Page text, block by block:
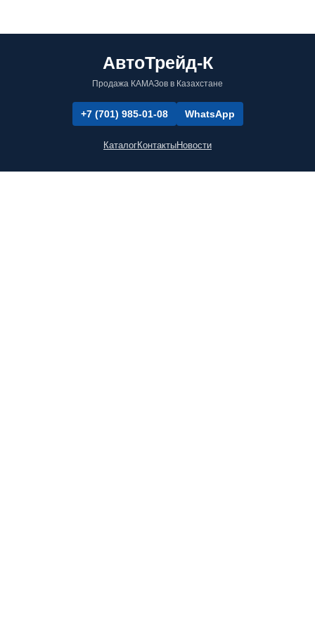
АвтоТрейд-К
Продажа КАМАЗов в Казахстане
+7 (701) 985-01-08 WhatsApp
КаталогКонтактыНовости